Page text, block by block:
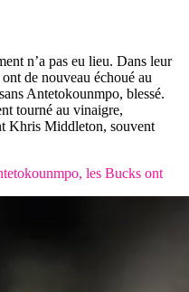
n’a pas eu lieu. Dans leur
de nouveau échoué au
Antetokounmpo, blessé.
tourné au vinaigre,
Khris Middleton, souvent
les Bucks ont